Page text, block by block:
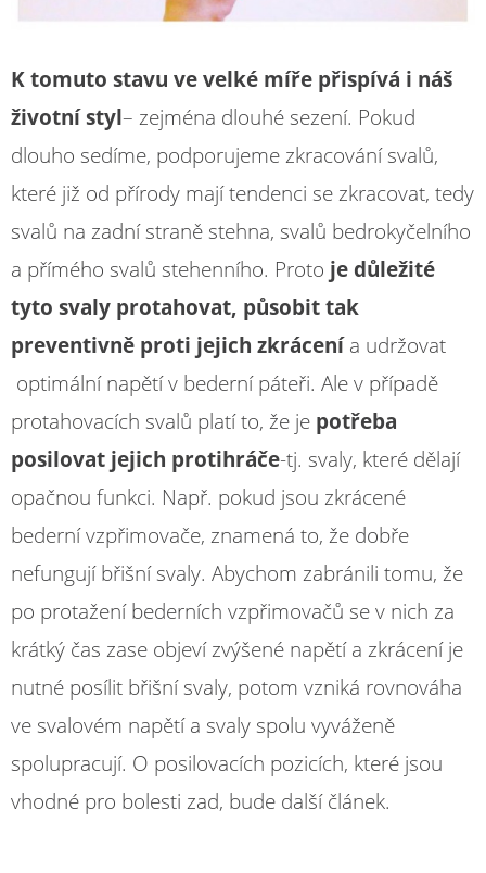
K tomuto stavu ve velké míře přispívá i náš
životní styl– zejména dlouhé sezení. Pokud
dlouho sedíme, podporujeme zkracování svalů,
které již od přírody mají tendenci se zkracovat, tedy
svalů na zadní straně stehna, svalů bedrokyčelního
a přímého svalů stehenního. Proto je důležité
tyto svaly protahovat, působit tak
preventivně proti jejich zkrácenía udržovat
optimální napětí v bederní páteři. Ale v případě
protahovacích svalů platí to, že je potřeba
posilovat jejich protihráče-tj. svaly, které dělají
opačnou funkci. Např. pokud jsou zkrácené
bederní vzpřimovače, znamená to, že dobře
nefungují břišní svaly. Abychom zabránili tomu, že
po protažení bederních vzpřimovačů se v nich za
krátký čas zase objeví zvýšené napětí a zkrácení je
nutné posílit břišní svaly, potom vzniká rovnováha
ve svalovém napětí a svaly spolu vyváženě
spolupracují. O posilovacích pozicích, které jsou
vhodné pro bolesti zad, bude další článek.